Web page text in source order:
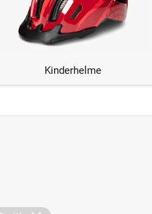
Kinderhelme